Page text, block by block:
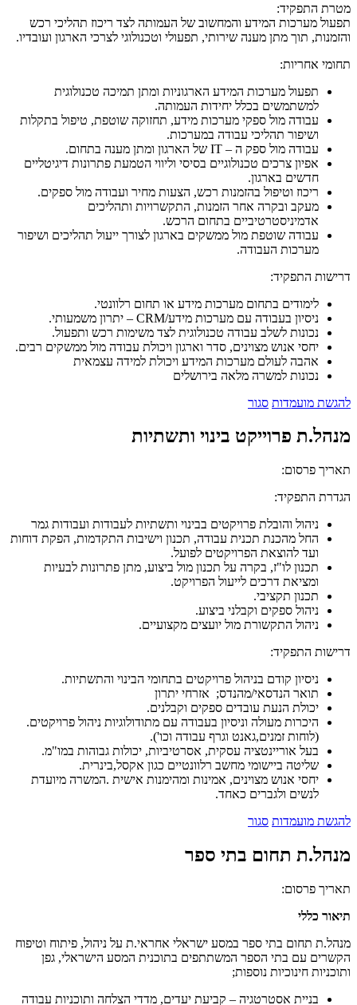
מטרת התפקיד:
תפעול מערכות המידע והמחשוב של העמותה לצד ריכוז תהליכי רכש
והזמנות, תוך מתן מענה שירותי, תפעולי וטכנולוגי לצרכי הארגון ועובדיו.
תחומי אחריות:
תפעול מערכות המידע הארגוניות ומתן תמיכה טכנולוגית
למשתמשים בכלל יחידות העמותה.
עבודה מול ספקי מערכות מידע, תחזוקה שוטפת, טיפול בתקלות
ושיפור תהליכי עבודה במערכות.
עבודה מול ספק ה – IT של הארגון ומתן מענה בתחום.
אפיון צרכים טכנולוגיים בסיסי וליווי הטמעת פתרונות דיגיטליים
חדשים בארגון.
ריכוז וטיפול בהזמנות רכש, הצעות מחיר ועבודה מול ספקים.
מעקב ובקרה אחר הזמנות, התקשרויות ותהליכים
אדמיניסטרטיביים בתחום הרכש.
עבודה שוטפת מול ממשקים בארגון לצורך ייעול תהליכים ושיפור
מערכות העבודה.
דרישות התפקיד:
לימודים בתחום מערכות מידע או תחום רלוונטי.
ניסיון בעבודה עם מערכות מידע/CRM – יתרון משמעותי.
נכונות לשלב עבודה טכנולוגית לצד משימות רכש ותפעול.
יחסי אנוש מצוינים, סדר וארגון ויכולת עבודה מול ממשקים רבים.
אהבה לעולם מערכות המידע ויכולת למידה עצמאית
נכונות למשרה מלאה בירושלים
להגשת מועמדות סגור
מנהל.ת פרוייקט בינוי ותשתיות
תאריך פרסום:
הגדרת התפקיד:
ניהול והובלת פרויקטים בבינוי ותשתיות לעבודות ועבודות גמר
החל מהכנת תכנית עבודה, תכנון וישיבות התקדמות, הפקת דוחות
ועד להוצאת הפרויקטים לפועל.
תכנון לו"ז, בקרה על תכנון מול ביצוע, מתן פתרונות לבעיות
ומציאת דרכים לייעול הפרויקט.
תכנון תקציבי.
ניהול ספקים וקבלני ביצוע.
ניהול התקשורת מול יועצים מקצועיים.
דרישות התפקיד:
ניסיון קודם בניהול פרויקטים בתחומי הבינוי והתשתיות.
תואר הנדסאי/מהנדס; אזרחי יתרון
יכולת הנעת עובדים ספקים וקבלנים.
היכרות מעולה וניסיון בעבודה עם מתודולוגיות ניהול פרויקטים.
(לוחות זמנים,גאנט וגרף עבודה וכו').
בעל אוריינטציה עסקית, אסרטיביות, יכולות גבוהות במו"מ.
שליטה ביישומי מחשב רלוונטיים כגון אקסל,בינרית.
יחסי אנוש מצוינים, אמינות ומהימנות אישית .המשרה מיועדת
לנשים ולגברים כאחד.
להגשת מועמדות סגור
מנהל.ת תחום בתי ספר
תאריך פרסום:
תיאור כללי
מנהל.ת תחום בתי ספר במסע ישראלי אחראי.ת על ניהול, פיתוח וטיפוח
הקשרים עם בתי הספר המשתתפים בתוכנית המסע הישראלי, גפן
ותוכניות חינוכיות נוספות;
בניית אסטרטגיה – קביעת יעדים, מדדי הצלחה ותוכניות עבודה